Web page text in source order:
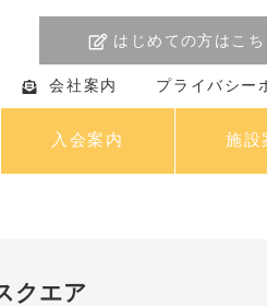
はじめての方はこ
会社案内 プライバシー
入会案内 施設
クエア